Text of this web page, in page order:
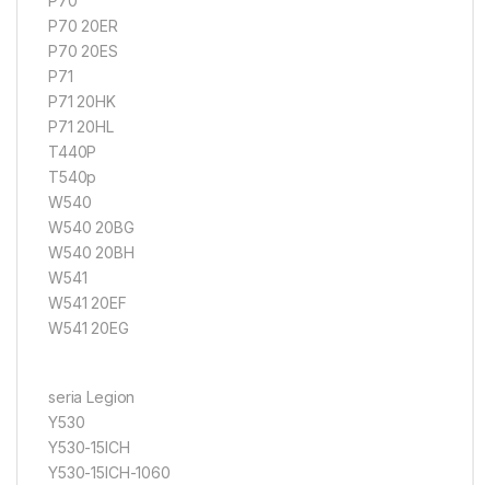
P70 20ER
P70 20ES
P71
P71 20HK
P71 20HL
T440P
T540p
W540
W540 20BG
W540 20BH
W541
W541 20EF
W541 20EG
seria Legion
Y530
Y530-15ICH
Y530-15ICH-1060